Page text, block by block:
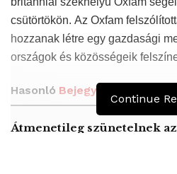
csütörtökön. Az Oxfam
hozzanak létre egy gazdasági
országok és közösségeik
Hasonló Bejegyzések
Átmenetileg szünetelnek az
Continue